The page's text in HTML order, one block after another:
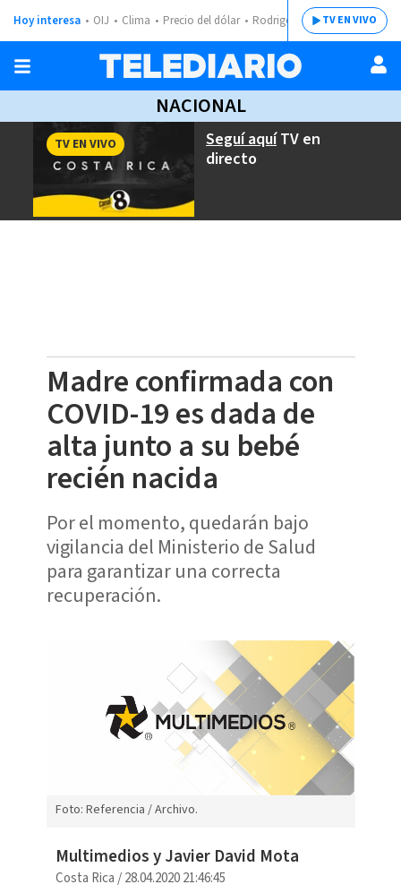
Hoy interesa OIJ Clima Precio del dólar Rodrigo ChavesTV EN VIVO
NACIONAL
Seguí aquíTV en
directo
TV EN VIVO
Madre confirmada con
COVID-19 es dada de
alta junto a su bebé
recién nacida
Por el momento, quedarán bajo
vigilancia del Ministerio de Salud
para garantizar una correcta
recuperación.
Foto: Referencia / Archivo.
Multimedios y Javier David Mota
Costa Rica /28.04.2020 21:46:45